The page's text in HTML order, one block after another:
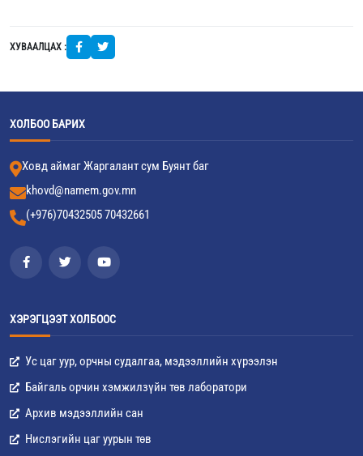
ХУВААЛЦАХ :
ХОЛБОО БАРИХ
Ховд аймаг Жаргалант сум Буянт баг
khovd@namem.gov.mn
(+976)70432505 70432661
ХЭРЭГЦЭЭТ ХОЛБООС
Ус цаг уур, орчны судалгаа, мэдээллийн хүрээлэн
Байгаль орчин хэмжилзүйн төв лаборатори
Архив мэдээллийн сан
Нислэгийн цаг уурын төв